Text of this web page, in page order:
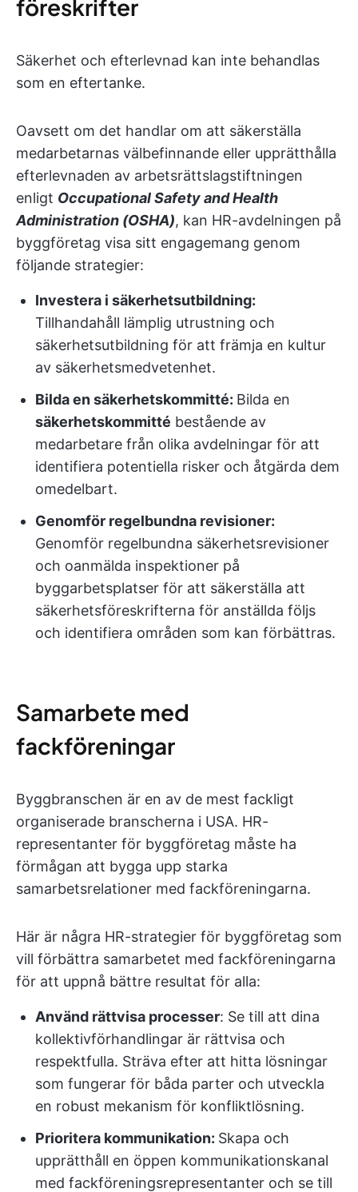
föreskrifter
Säkerhet och efterlevnad kan inte behandlas
som en eftertanke.
Oavsett om det handlar om att säkerställa
medarbetarnas välbefinnande eller upprätthålla
efterlevnaden av arbetsrättslagstiftningen
enligt Occupational Safety and Health
Administration (OSHA), kan HR-avdelningen på
byggföretag visa sitt engagemang genom
följande strategier:
Investera i säkerhetsutbildning:
Tillhandahåll lämplig utrustning och
säkerhetsutbildning för att främja en kultur
av säkerhetsmedvetenhet.
Bilda en säkerhetskommitté: Bilda en
säkerhetskommitté bestående av
medarbetare från olika avdelningar för att
identifiera potentiella risker och åtgärda dem
omedelbart.
Genomför regelbundna revisioner:
Genomför regelbundna säkerhetsrevisioner
och oanmälda inspektioner på
byggarbetsplatser för att säkerställa att
säkerhetsföreskrifterna för anställda följs
och identifiera områden som kan förbättras.
Samarbete med
fackföreningar
Byggbranschen är en av de mest fackligt
organiserade branscherna i USA. HR-
representanter för byggföretag måste ha
förmågan att bygga upp starka
samarbetsrelationer med fackföreningarna.
Här är några HR-strategier för byggföretag som
vill förbättra samarbetet med fackföreningarna
för att uppnå bättre resultat för alla:
Använd rättvisa processer: Se till att dina
kollektivförhandlingar är rättvisa och
respektfulla. Sträva efter att hitta lösningar
som fungerar för båda parter och utveckla
en robust mekanism för konfliktlösning.
Prioritera kommunikation: Skapa och
upprätthåll en öppen kommunikationskanal
med fackföreningsrepresentanter och se till